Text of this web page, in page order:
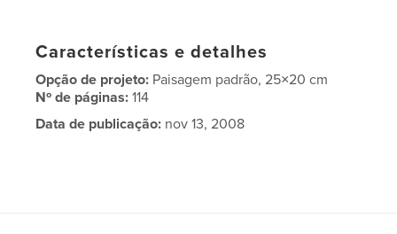
Características e detalhes
Opção de projeto: Paisagem padrão, 25×20 cm
Nº de páginas:114
Data de publicação: nov 13, 2008